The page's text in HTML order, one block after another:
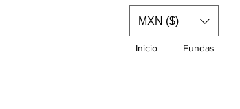
Inicio Fundas
MXN ($)